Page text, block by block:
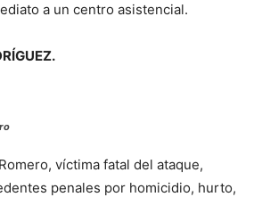
a un centro asistencial.
víctima fatal del ataque,
penales por homicidio, hurto,